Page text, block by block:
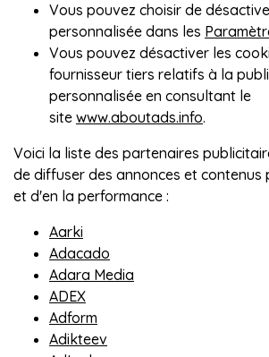
Vous pouvez choisir de
personnalisée dans les
Vous pouvez désactiver les
fournisseur tiers relatifs à la
personnalisée en consultant le
site www.aboutads.info.
Voici la liste des partenaires
de diffuser des annonces et contenus
et d'en la performance :
Aarki
Adacado
Adara Media
ADEX
Adform
Adikteev